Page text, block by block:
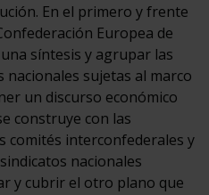
En el primero y frente
Europea de
síntesis y agrupar las
nacionales sujetas al marco
un discurso económico
construye con las
comités interconfederales y
nacionales
y cubrir el otro plano que